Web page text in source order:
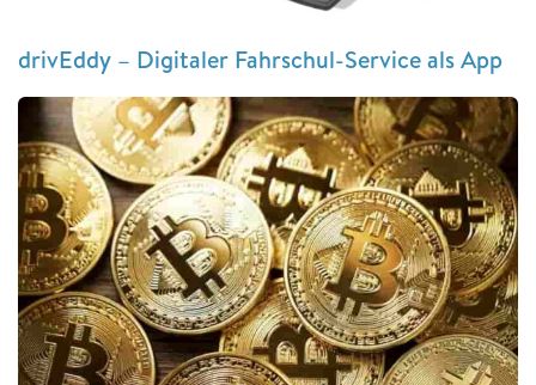
drivEddy – Digitaler Fahrschul-Service als App